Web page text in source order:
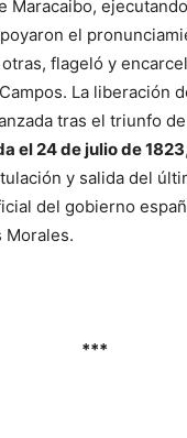
Maracaibo,
el
flageló y
La liberación
tras el triunfo de
el 24 de julio de 1823
y salida del
del gobierno
Morales.
***